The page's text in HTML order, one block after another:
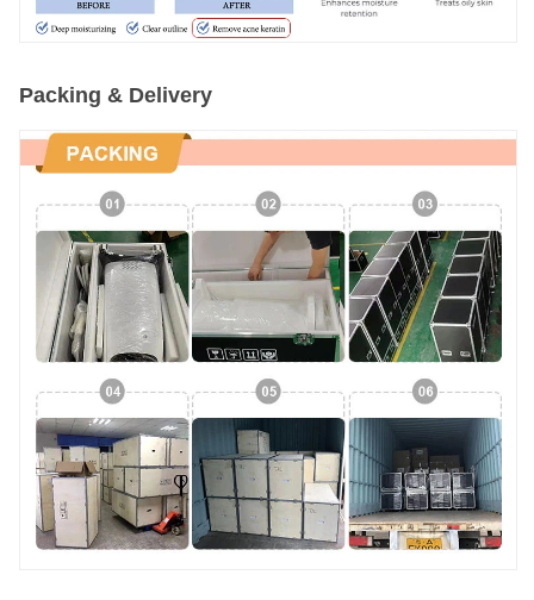
Packing & Delivery